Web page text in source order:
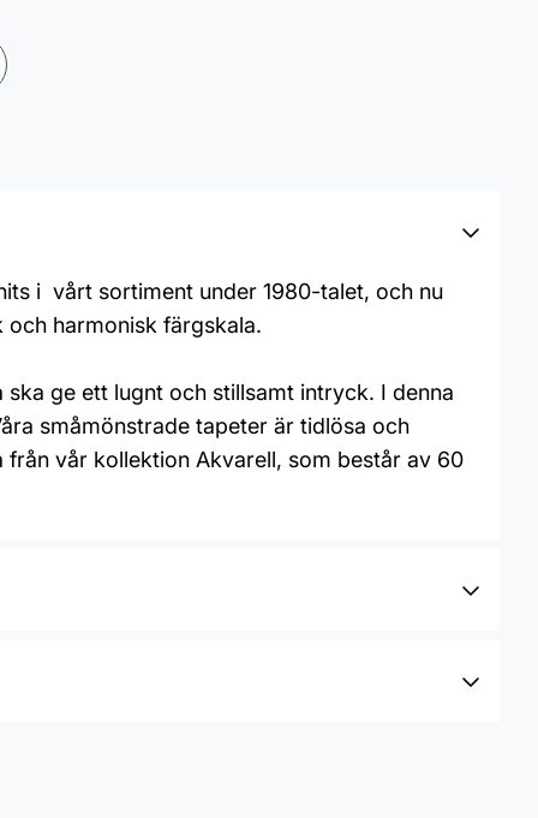
i vårt sortiment under 1980-talet, och nu
harmonisk färgskala.
ge ett lugnt och stillsamt intryck. I denna
småmönstrade tapeter är tidlösa och
vår kollektion Akvarell, som består av 60